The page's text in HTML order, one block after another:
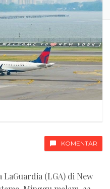
KOMENTAR
LaGuardia (LGA) di New